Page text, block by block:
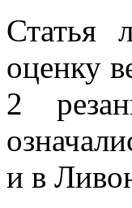
Статья
оценку
2
и в